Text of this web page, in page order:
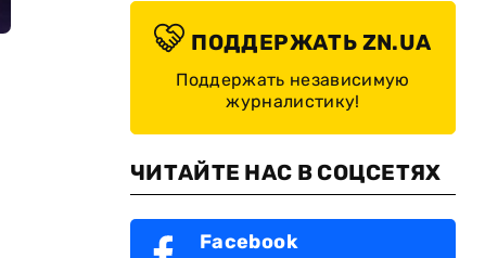
ПОДДЕРЖАТЬ ZN.UA
Поддержать независимую
журналистику!
ЧИТАЙТЕ НАС В СОЦСЕТЯХ
Facebook